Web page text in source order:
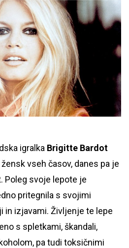
igralka Brigitte Bardot
vseh časov, danes pa je
Poleg svoje lepote je
pritegnila s svojimi
in izjavami. Življenje te lepe
s spletkami, škandali,
pa tudi toksičnimi